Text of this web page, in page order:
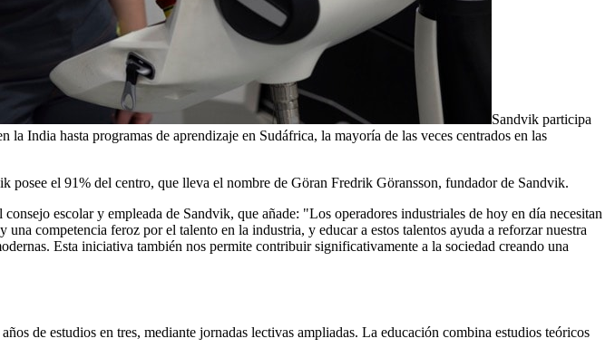
Sandvik participa
India hasta programas de aprendizaje en Sudáfrica, la mayoría de las veces centrados en las
el 91% del centro, que lleva el nombre de Göran Fredrik Göransson, fundador de Sandvik.
escolar y empleada de Sandvik, que añade: "Los operadores industriales de hoy en día necesitan
competencia feroz por el talento en la industria, y educar a estos talentos ayuda a reforzar nuestra
Esta iniciativa también nos permite contribuir significativamente a la sociedad creando una
de estudios en tres, mediante jornadas lectivas ampliadas. La educación combina estudios teóricos